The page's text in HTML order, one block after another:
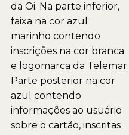
da Oi. Na parte inferior,
faixa na cor azul
marinho contendo
inscrições na cor branca
e logomarca da Telemar.
Parte posterior na cor
azul contendo
informações ao usuário
sobre o cartão, inscritas